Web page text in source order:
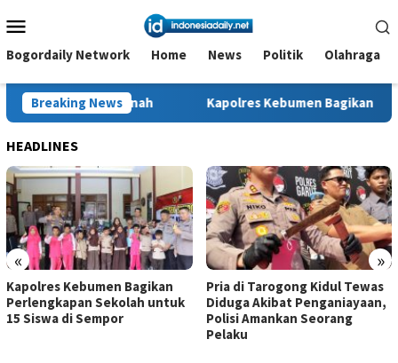
ke
kontenMobile
Bogordaily Network Home News Politik Olahraga
Breaking News
Tanah Kapolres Kebumen Bagikan Perlengkapan
HEADLINES
« »
Kapolres Kebumen Bagikan
Perlengkapan Sekolah untuk
15 Siswa di Sempor
Pria di Tarogong Kidul Tewas
Diduga Akibat Penganiayaan,
Polisi Amankan Seorang
Pelaku